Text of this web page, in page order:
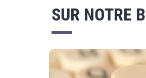
SUR NOTRE